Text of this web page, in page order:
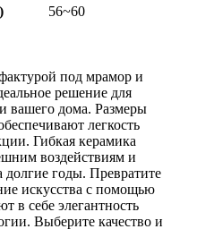
56~60
под мрамор и
решение для
вашего дома. Размеры
легкость
Гибкая керамика
воздействиям и
долгие годы. Превратите
искусства с помощью
в себе элегантность
Выберите качество и